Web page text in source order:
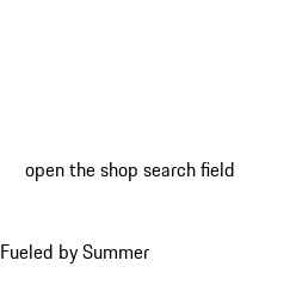
open the shop search field
Fueled by Summer